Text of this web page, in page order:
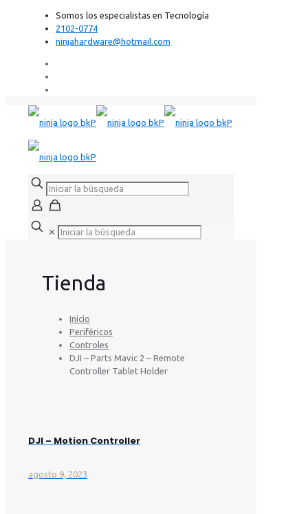
Somos los especialistas en Tecnología
2102-0774
ninjahardware@hotmail.com
✕
Tienda
Inicio
Periféricos
Controles
DJI – Parts Mavic 2 – Remote
Controller Tablet Holder
DJI – Motion Controller
agosto 9, 2023